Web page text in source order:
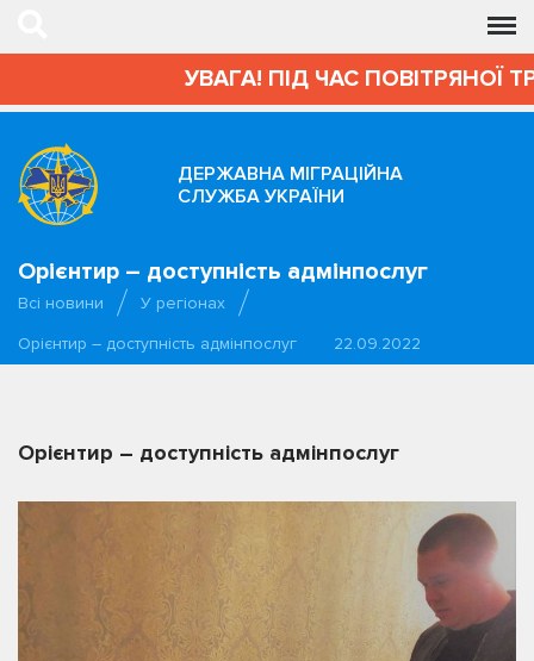
УВАГА! ПІД ЧАС ПОВІТРЯНОЇ
ДЕРЖАВНА МІГРАЦІЙНА
СЛУЖБА УКРАЇНИ
Орієнтир – доступність адмінпослуг
Всі новини
У регіонах
Орієнтир – доступність адмінпослуг
22.09.2022
Орієнтир – доступність адмінпослуг